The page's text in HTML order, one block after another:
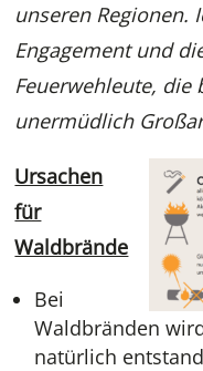
unseren Regionen.
Engagement und
Feuerwehleute, die
unermüdlich
Ursachen
für
Waldbrände
Bei
Waldbränden
natürlich